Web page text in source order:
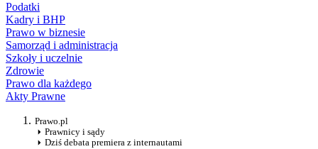
Podatki
Kadry i BHP
Prawo w biznesie
Samorząd i administracja
Szkoły i uczelnie
Zdrowie
Prawo dla każdego
Akty Prawne
Prawo.pl
Prawnicy i sądy
Dziś debata premiera z internautami